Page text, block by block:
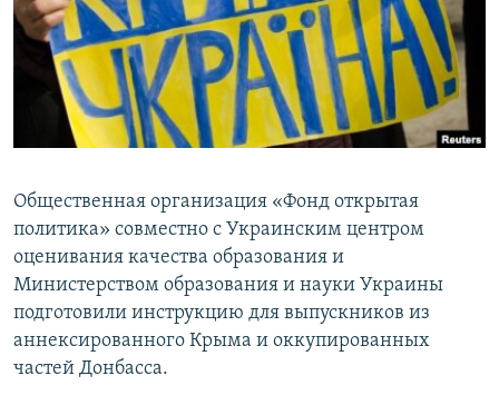
ПОБЕДИТЕЛЕЙ НЕ СУДЯТ?
КРЫМ.НЕПОКОРЕННЫЙ
ELIFBE
УКРАИНСКАЯ ПРОБЛЕМА КРЫМА
ПРИСОЕДИНЯЙТЕСЬ!
Общественная организация «Фонд открытая
политика» совместно с Украинским центром
оценивания качества образования и
Министерством образования и науки Украины
подготовили инструкцию для выпускников из
аннексированного Крыма и оккупированных
частей Донбасса.